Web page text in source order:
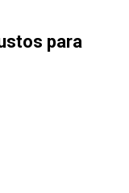
para